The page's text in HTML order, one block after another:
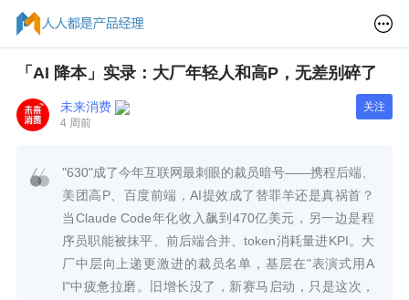
「AI 降本」实录：大厂年轻人和高P，无差别碎了
未来消费
4 周前
关注
"630"成了今年互联网最刺眼的裁员暗号——携程后端、
美团高P、百度前端，AI提效成了替罪羊还是真祸首？
当Claude Code年化收入飙到470亿美元，另一边是程
序员职能被抹平、前后端合并、token消耗量进KPI。大
厂中层向上递更激进的裁员名单，基层在"表演式用A
I"中疲惫拉磨。旧增长没了，新赛马启动，只是这次，